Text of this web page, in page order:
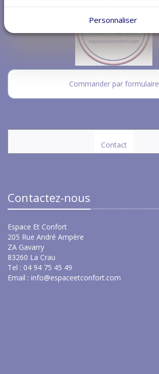
Commander par formulaire
Contact
Contactez-nous
Espace Et Confort
205 Rue André Ampère
ZA Gavarry
83260 La Crau
Tel : 04 94 75 45 49
Email : info@espaceetconfort.com
Personnaliser